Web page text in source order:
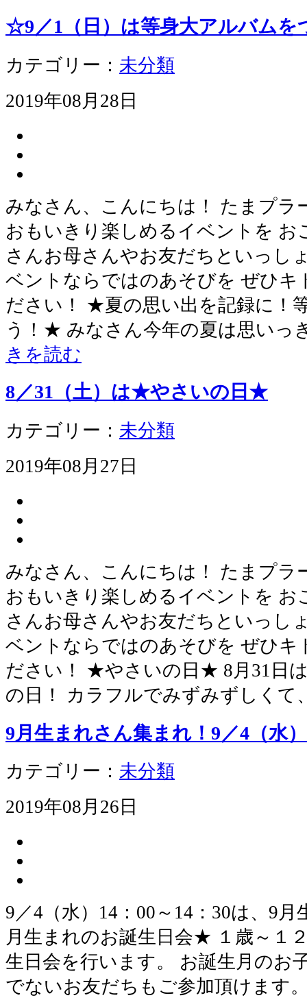
☆9／1（日）は等身大アルバム
カテゴリー： 未分類
2019年08月28日
みなさん、こんにちは！ たまプラ
おもいきり楽しめるイベントを お
さんお母さんやお友だちといっし
ベントならではのあそびを ぜひキ
ださい！ ★夏の思い出を記録に！
う！★ みなさん今年の夏は思いっ
きを読む
8／31（土）は★やさいの日★
カテゴリー： 未分類
2019年08月27日
みなさん、こんにちは！ たまプラ
おもいきり楽しめるイベントを お
さんお母さんやお友だちといっし
ベントならではのあそびを ぜひキ
ださい！ ★やさいの日★ 8月31日
の日！ カラフルでみずみずしく
9月生まれさん集まれ！9／4（水
カテゴリー： 未分類
2019年08月26日
9／4（水）14：00～14：30は、9
月生まれのお誕生日会★ １歳～１
生日会を行います。 お誕生月のお
でないお友だちもご参加頂けます